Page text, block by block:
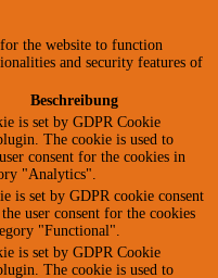
the website to function
and security features of
Beschreibung
is set by GDPR Cookie
The cookie is used to
consent for the cookies in
"Analytics".
is set by GDPR cookie consent
user consent for the cookies
"Functional".
is set by GDPR Cookie
The cookie is used to